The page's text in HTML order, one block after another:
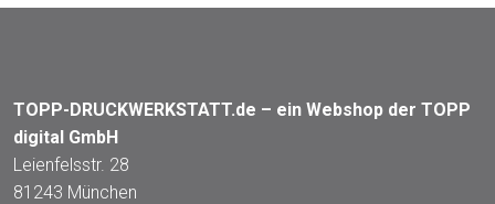
TOPP-DRUCKWERKSTATT.de – ein Webshop der TOPP
digital GmbH
Leienfelsstr. 28
81243 München